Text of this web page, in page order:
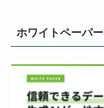
ホワイトペーパー